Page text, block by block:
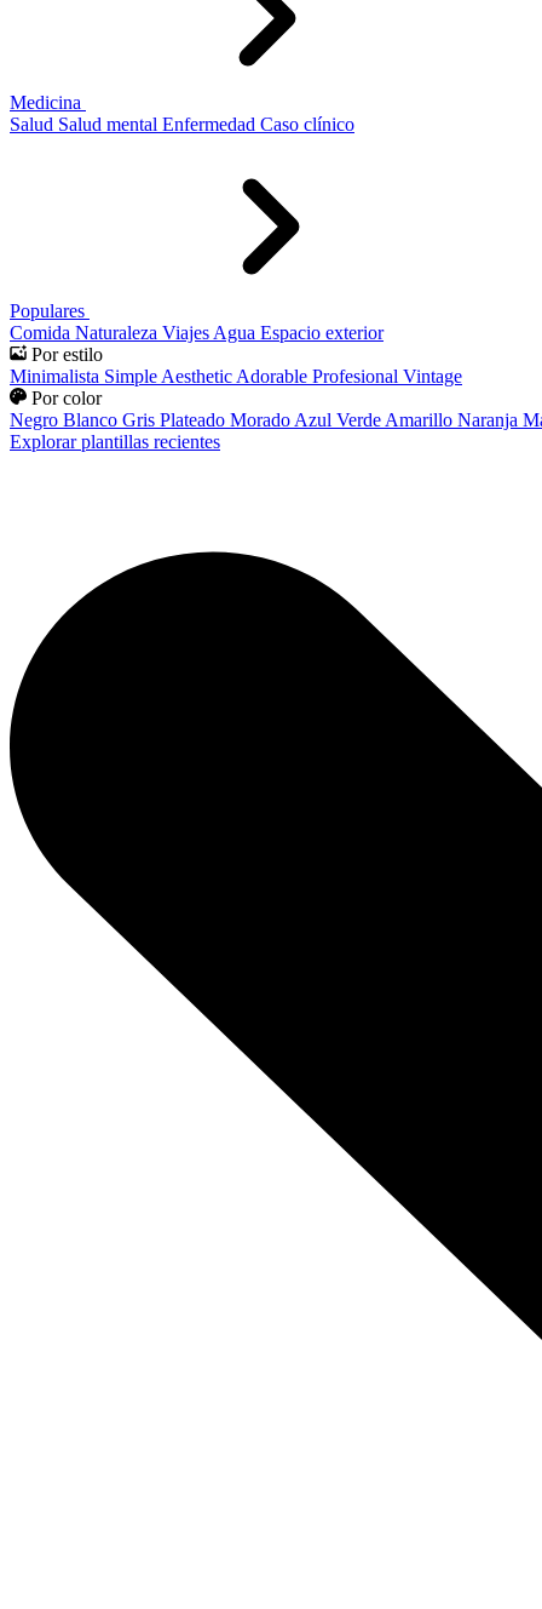
Medicina
Salud Salud mental Enfermedad Caso clínico
Populares
Comida Naturaleza Viajes Agua Espacio exterior
Por estilo
Minimalista Simple Aesthetic Adorable Profesional Vintage
Por color
Negro Blanco Gris Plateado Morado Azul Verde Amarillo Naranja
Explorar plantillas recientes